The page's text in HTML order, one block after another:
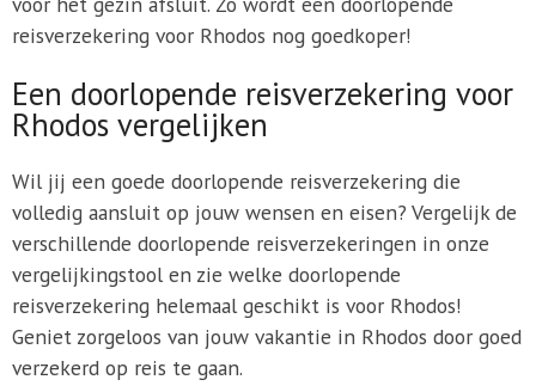
reisverzekering voor Rhodos nog goedkoper!
Een doorlopende reisverzekering voor
Rhodos vergelijken
Wil jij een goede doorlopende reisverzekering die
volledig aansluit op jouw wensen en eisen? Vergelijk de
verschillende doorlopende reisverzekeringen in onze
vergelijkingstool en zie welke doorlopende
reisverzekering helemaal geschikt is voor Rhodos!
Geniet zorgeloos van jouw vakantie in Rhodos door goed
verzekerd op reis te gaan.